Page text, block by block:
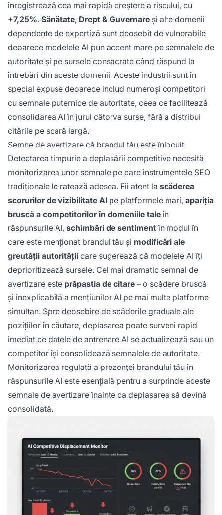
înregistrează cea mai rapidă creștere a riscului, cu
+7,25%. Sănătate, Drept & Guvernare și alte domenii
dependente de expertiză sunt deosebit de vulnerabile
deoarece modelele AI pun accent mare pe semnalele de
autoritate și pe sursele consacrate când răspund la
întrebări din aceste domenii. Aceste industrii sunt în
special expuse deoarece includ numeroși competitori
cu semnale puternice de autoritate, ceea ce facilitează
consolidarea AI în jurul câtorva surse, fără a distribui
citările pe scară largă.
Semne de avertizare că brandul tău este înlocuit
Detectarea timpurie a deplasării competitive necesită
monitorizarea unor semnale pe care instrumentele SEO
tradiționale le ratează adesea. Fii atent la scăderea
scorurilor de vizibilitate AI pe platformele mari, apariția
bruscă a competitorilor în domeniile taleîn
răspunsurile AI, schimbări de sentimentîn modul în
care este menționat brandul tău și modificări ale
greutății autorității care sugerează că modelele AI îți
deprioritizează sursele. Cel mai dramatic semnal de
avertizare este prăpastia de citare – o scădere bruscă
și inexplicabilă a mențiunilor AI pe mai multe platforme
simultan. Spre deosebire de scăderile graduale ale
pozițiilor în căutare, deplasarea poate surveni rapid
imediat ce datele de antrenare AI se actualizează sau un
competitor își consolidează semnalele de autoritate.
Monitorizarea regulată a prezenței brandului tău în
răspunsurile AI este esențială pentru a surprinde aceste
semnale de avertizare înainte ca deplasarea să devină
consolidată.